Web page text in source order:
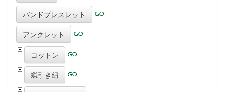
バンドブレスレット
アンクレット
コットン
蝋引き紐